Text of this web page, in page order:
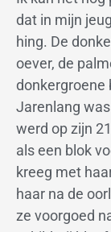
dat in mijn
hing. De
oever, de
donkergroene
Jarenlang
werd op zijn 21
als een blok
kreeg met
haar na de
ze voorgoed